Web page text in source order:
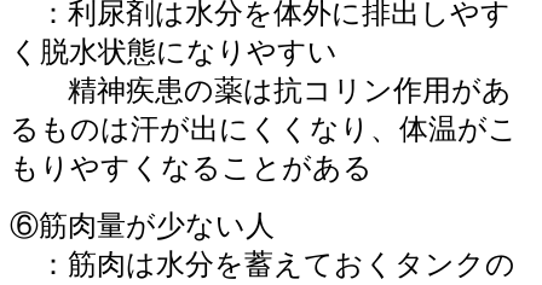
：利尿剤は水分を体外に排出しやす
く脱水状態になりやすい
精神疾患の薬は抗コリン作用があ
るものは汗が出にくくなり、体温がこ
もりやすくなることがある
⑥筋肉量が少ない人
：筋肉は水分を蓄えておくタンクの